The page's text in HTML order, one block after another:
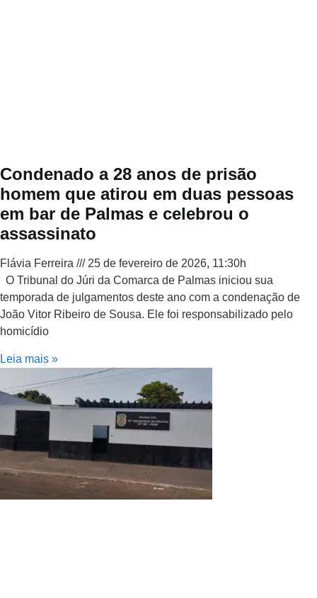
Condenado a 28 anos de prisão
homem que atirou em duas pessoas
em bar de Palmas e celebrou o
assassinato
Flávia Ferreira
25 de fevereiro de 2026, 11:30h
O Tribunal do Júri da Comarca de Palmas iniciou sua
temporada de julgamentos deste ano com a condenação de
João Vitor Ribeiro de Sousa. Ele foi responsabilizado pelo
homicídio
Leia mais »